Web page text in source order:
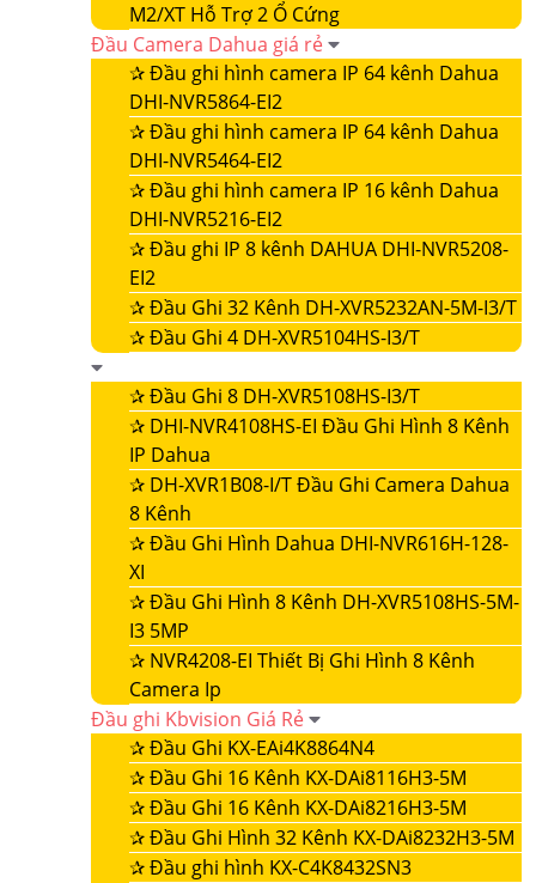
M2/XT Hỗ Trợ 2 Ổ Cứng
Đầu Camera Dahua giá rẻ
✰Đầu ghi hình camera IP 64 kênh Dahua
DHI-NVR5864-EI2
✰Đầu ghi hình camera IP 64 kênh Dahua
DHI-NVR5464-EI2
✰Đầu ghi hình camera IP 16 kênh Dahua
DHI-NVR5216-EI2
✰Đầu ghi IP 8 kênh DAHUA DHI-NVR5208-
EI2
✰Đầu Ghi 32 Kênh DH-XVR5232AN-5M-I3/T
✰Đầu Ghi 4 DH-XVR5104HS-I3/T
✰Đầu Ghi 8 DH-XVR5108HS-I3/T
✰ DHI-NVR4108HS-EI Đầu Ghi Hình 8 Kênh
IP Dahua
✰ DH-XVR1B08-I/T Đầu Ghi Camera Dahua
8 Kênh
✰Đầu Ghi Hình Dahua DHI-NVR616H-128-
XI
✰Đầu Ghi Hình 8 Kênh DH-XVR5108HS-5M-
I3 5MP
✰ NVR4208-EI Thiết Bị Ghi Hình 8 Kênh
Camera Ip
Đầu ghi Kbvision Giá Rẻ
✰Đầu Ghi KX-EAi4K8864N4
✰Đầu Ghi 16 Kênh KX-DAi8116H3-5M
✰Đầu Ghi 16 Kênh KX-DAi8216H3-5M
✰Đầu Ghi Hình 32 Kênh KX-DAi8232H3-5M
✰Đầu ghi hình KX-C4K8432SN3